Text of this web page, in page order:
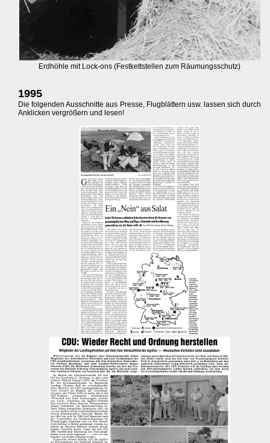
Erdhöhle mit Lock-ons (Festkettstellen zum Räumungsschutz)
1995
Die folgenden Ausschnitte aus Presse, Flugblättern usw. lassen sich durch
Anklicken vergrößern und lesen!